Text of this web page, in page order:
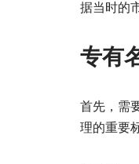
据当时的
专有
首先，需
理的重要